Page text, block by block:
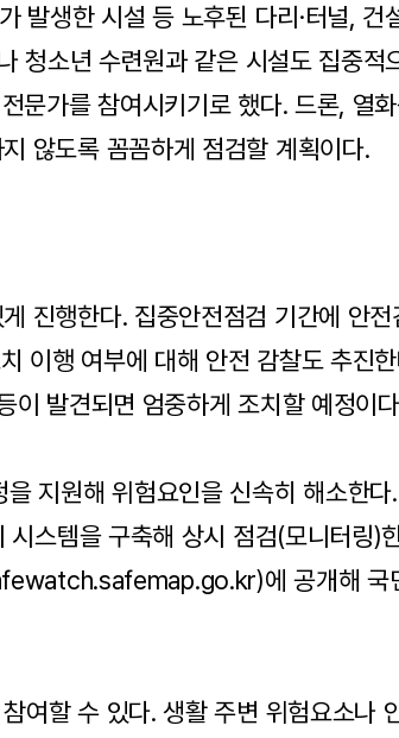
발생한 시설 등 노후된 다리·터널, 건
청소년 수련원과 같은 시설도 집중적
문가를 참여시키기로 했다. 드론, 열
않도록 꼼꼼하게 점검할 계획이다.
진행한다. 집중안전점검 기간에 안
이행 여부에 대해 안전 감찰도 추진
이 발견되면 엄중하게 조치할 예정이
지원해 위험요인을 신속히 해소한다
스템을 구축해 상시 점검(모니터링)
에 공개해 국
여할 수 있다. 생활 주변 위험요소나